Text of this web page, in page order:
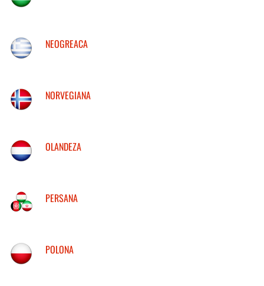
NEOGREACA
NORVEGIANA
OLANDEZA
PERSANA
POLONA